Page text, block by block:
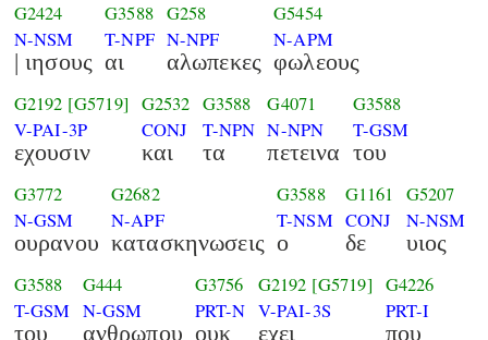
G2424
N-NSM
| ιησους
G3588
T-NPF
αι
G258
N-NPF
αλωπεκες
G5454
N-APM
φωλεους
G2192 [G5719]
V-PAI-3P
εχουσιν
G2532
CONJ
και
G3588
T-NPN
τα
G4071
N-NPN
πετεινα
G3588
T-GSM
του
G3772
N-GSM
ουρανου
G2682
N-APF
κατασκηνωσεις
G3588
T-NSM
ο
G1161
CONJ
δε
G5207
N-NSM
υιος
G3588
T-GSM
του
G444
N-GSM
ανθρωπου
G3756
PRT-N
ουκ
G2192 [G5719]
V-PAI-3S
εχει
G4226
PRT-I
που